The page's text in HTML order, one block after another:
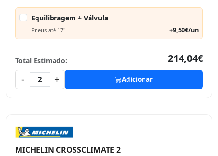
Equilibragem + Válvula
Pneus até 17" +9,50€/un
Total Estimado:
214,04€
-
2 + Adicionar
MICHELIN CROSSCLIMATE 2